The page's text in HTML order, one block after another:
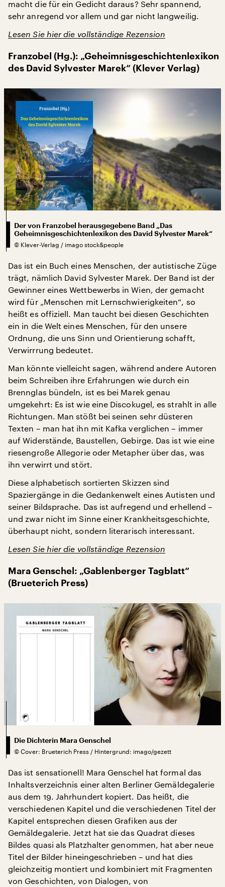
macht die für ein Gedicht daraus? Sehr spannend,
sehr anregend vor allem und gar nicht langweilig.
Lesen Sie hier die vollständige Rezension
Franzobel (Hg.): „Geheimnisgeschichtenlexikon
des David Sylvester Marek“ (Klever Verlag)
Der von Franzobel herausgegebene Band „Das
Geheimnisgeschichtenlexikon des David Sylvester Marek“
© Klever-Verlag / imago stock&people
Das ist ein Buch eines Menschen, der autistische Züge
trägt, nämlich David Sylvester Marek. Der Band ist der
Gewinner eines Wettbewerbs in Wien, der gemacht
wird für „Menschen mit Lernschwierigkeiten“, so
heißt es offiziell. Man taucht bei diesen Geschichten
ein in die Welt eines Menschen, für den unsere
Ordnung, die uns Sinn und Orientierung schafft,
Verwirrrung bedeutet.
Man könnte vielleicht sagen, während andere Autoren
beim Schreiben ihre Erfahrungen wie durch ein
Brennglas bündeln, ist es bei Marek genau
umgekehrt: Es ist wie eine Discokugel, es strahlt in alle
Richtungen. Man stößt bei seinen sehr düsteren
Texten – man hat ihn mit Kafka verglichen – immer
auf Widerstände, Baustellen, Gebirge. Das ist wie eine
riesengroße Allegorie oder Metapher über das, was
ihn verwirrt und stört.
Diese alphabetisch sortierten Skizzen sind
Spaziergänge in die Gedankenwelt eines Autisten und
seiner Bildsprache. Das ist aufregend und erhellend –
und zwar nicht im Sinne einer Krankheitsgeschichte,
überhaupt nicht, sondern literarisch interessant.
Lesen Sie hier die vollständige Rezension
Mara Genschel: „Gablenberger Tagblatt“
(Brueterich Press)
Die Dichterin Mara Genschel
© Cover: Brueterich Press / Hintergrund: imago/gezett
Das ist sensationell! Mara Genschel hat formal das
Inhaltsverzeichnis einer alten Berliner Gemäldegalerie
aus dem 19. Jahrhundert kopiert. Das heißt, die
verschiedenen Kapitel und die verschiedenen Titel der
Kapitel entsprechen diesen Grafiken aus der
Gemäldegalerie. Jetzt hat sie das Quadrat dieses
Bildes quasi als Platzhalter genommen, hat aber neue
Titel der Bilder hineingeschrieben – und hat dies
gleichzeitig montiert und kombiniert mit Fragmenten
von Geschichten, von Dialogen, von